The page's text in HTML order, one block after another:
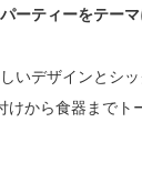
ーティーをテー
いデザインとシ
けから食器までト